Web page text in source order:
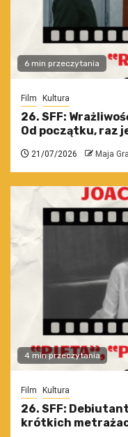
6 min przeczytania
Film Kultura
26. SFF:
Od początku, raz
21/07/2026 Maja
4 min przeczytania
Film Kultura
26. SFF:
krótkich